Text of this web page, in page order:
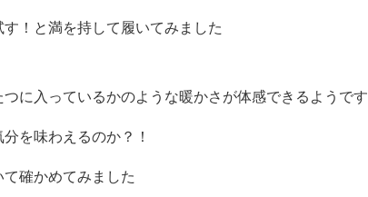
！と満を持して履いてみました
に入っているかのような暖かさが体感できるようです
を味わえるのか？！
確かめてみました